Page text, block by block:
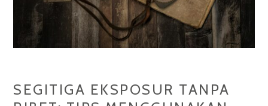
SEGITIGA EKSPOSUR TANPA